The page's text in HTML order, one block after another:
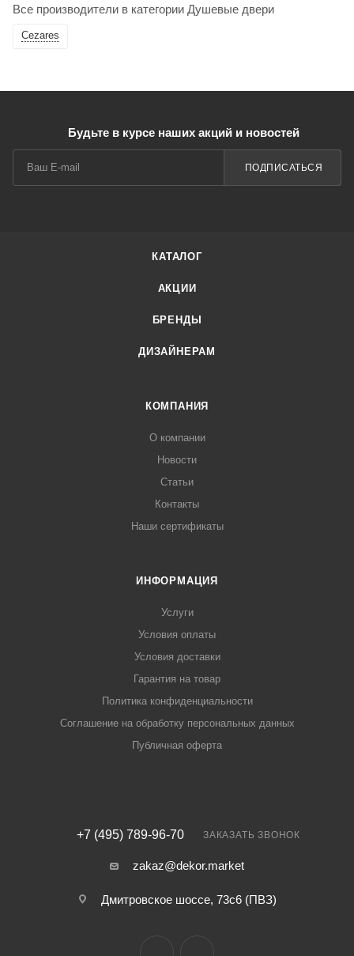
Все производители в категории Душевые двери
Cezares
Будьте в курсе наших акций и новостей
ПОДПИСАТЬСЯ
КАТАЛОГ
АКЦИИ
БРЕНДЫ
ДИЗАЙНЕРАМ
КОМПАНИЯ
О компании
Новости
Статьи
Контакты
Наши сертификаты
ИНФОРМАЦИЯ
Услуги
Условия оплаты
Условия доставки
Гарантия на товар
Политика конфиденциальности
Соглашение на обработку персональных данных
Публичная оферта
+7 (495) 789-96-70 ЗАКАЗАТЬ ЗВОНОК
zakaz@dekor.market
Дмитровское шоссе, 73с6 (ПВЗ)